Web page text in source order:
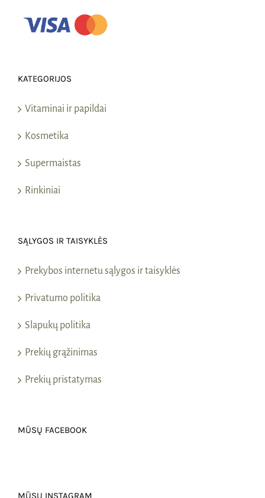
KATEGORIJOS
Vitaminai ir papildai
Kosmetika
Supermaistas
Rinkiniai
SĄLYGOS IR TAISYKLĖS
Prekybos internetu sąlygos ir taisyklės
Privatumo politika
Slapukų politika
Prekių grąžinimas
Prekių pristatymas
MŪSŲ FACEBOOK
MŪSŲ INSTAGRAM